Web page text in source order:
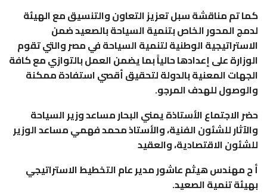
كما تم مناقشة سبل تعزيز التعاون والتنسيق مع الهيئة
لدمج المحور الخاص بتنمية السياحة بالصعيد ضمن
الاستراتيجية الوطنية لتنمية السياحة في مصر والتي تقوم
الوزارة على إعدادها حالياً بما يضمن العمل بالتوازي مع كافة
الجهات المعنية بالدولة لتحقيق أقصي استفادة ممكنة
والوصول للهدف المرجو.
حضر الاجتماع الأستاذة يمني البحار مساعد وزير السياحة
والآثار للشئون الفنية، والأستاذ محمد فهمي مساعد الوزير
للشئون الاقتصادية، والعقيد
أ ح مهندس هيثم عاشور مدير عام التخطيط الاستراتيجي
بهيئة تنمية الصعيد.